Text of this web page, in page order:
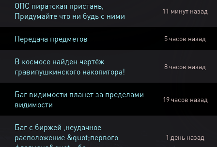
ОПС пиратская пристань,
Придумайте что ни будь с ними
11 минут назад
Передача предметов 5 часов назад
В космосе найден чертёж
гравипушкинского накопитора!
8 часов назад
Баг видимости планет за пределами
видимости
19 часов назад
Баг с биржей ,неудачное
расположение &quot;первого
1 день назад